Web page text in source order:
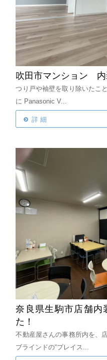
吹田市マンション 内
つり戸や袖壁を取り除いたこと
に Panasonic V...
詳 細
奈良県生駒市店舗
た！
不動産屋さんの事務所内を、
ブラインドの“プレイス...